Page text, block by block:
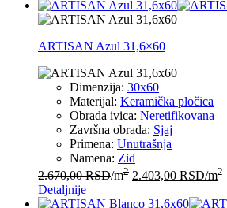
ARTISAN Azul 31,6×60
Dimenzija: 30x60
Materijal: Keramička pločica
Obrada ivica: Neretifikovana
Završna obrada: Sjaj
Primena: Unutrašnja
Namena: Zid
2.670,00RSD/m2 2.403,00 RSD/m2
Detaljnije